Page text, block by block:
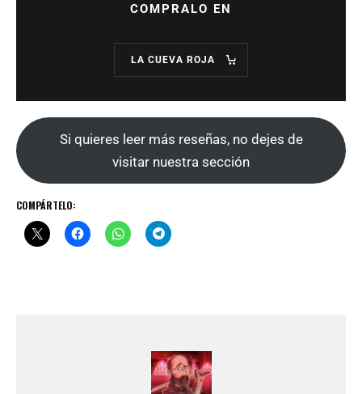
COMPRALO EN
LA CUEVA ROJA
Si quieres leer más reseñas, no dejes de
visitar nuestra sección
COMPÁRTELO: